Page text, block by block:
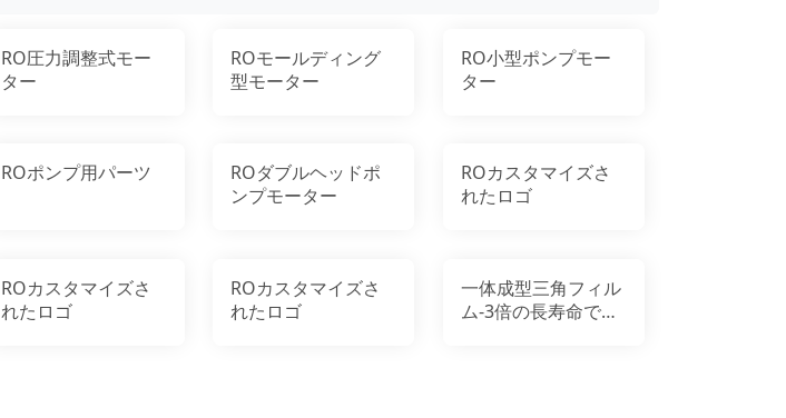
RO圧力調整式モー
ター
ROモールディング
型モーター
RO小型ポンプモー
ター
ROポンプ用パーツ
ROダブルヘッドポ
ンプモーター
ROカスタマイズさ
れたロゴ
ROカスタマイズさ
れたロゴ
ROカスタマイズさ
れたロゴ
一体成型三角フィル
ム-3倍の長寿命で